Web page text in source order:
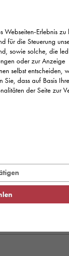
Erlebnis zu
für die Steuerung
sowie solche, die
oder zur Anzeige
selbst entscheiden,
Sie, dass auf Basis
der Seite zur